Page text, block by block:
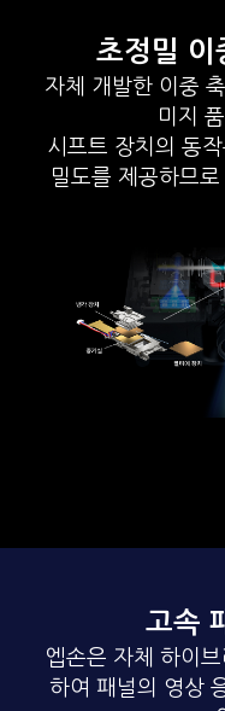
초정밀 이
자체 개발한 이중
미지
시프트 장치의 동
밀도를 제공하므
고속
엡손은 자체 하이
하여 패널의 영상